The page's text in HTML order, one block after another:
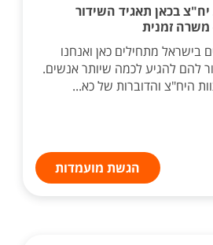
בכאן תאגיד השידור
משרה זמנית
בישראל מתחילים כאן ואנחנו
להם להגיע לכמה שיותר אנשים.
היח"צ והדוברות של כא...
הגשת מועמדות